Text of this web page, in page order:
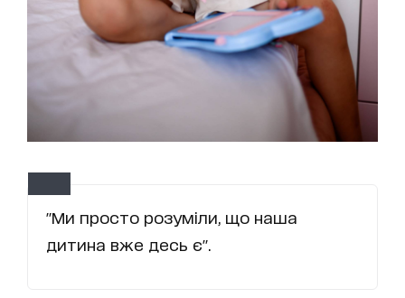
"Ми просто розуміли, що наша
дитина вже десь є".